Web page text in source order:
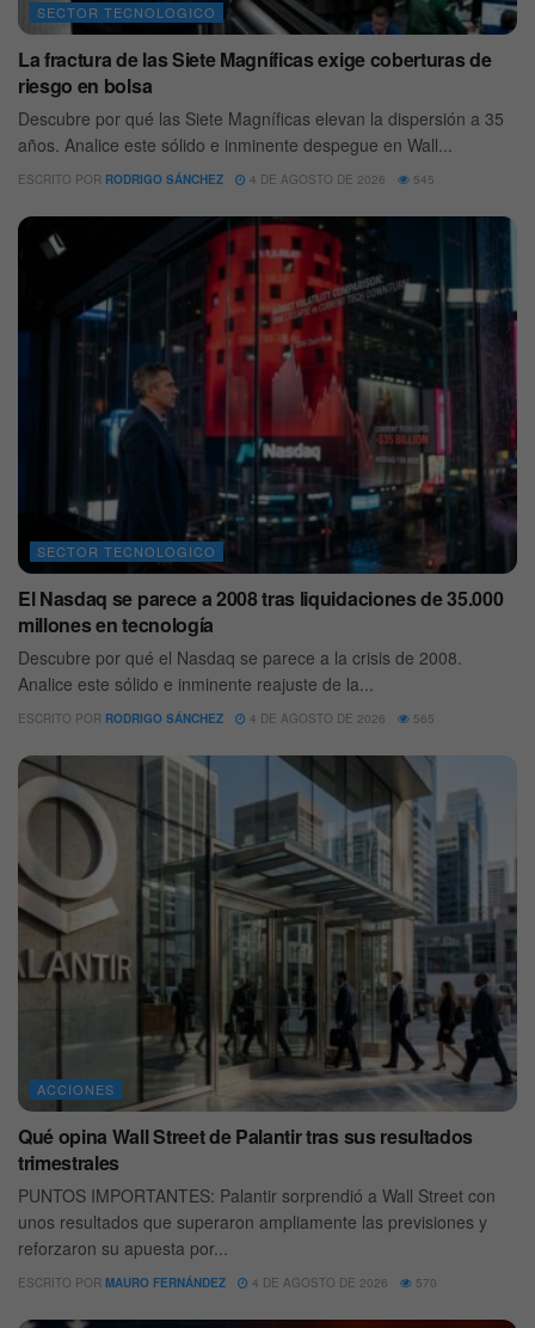
SECTOR TECNOLOGICO
La fractura de las Siete Magníficas exige coberturas de
riesgo en bolsa
Descubre por qué las Siete Magníficas elevan la dispersión a 35
años. Analice este sólido e inminente despegue en Wall...
ESCRITO POR RODRIGO SÁNCHEZ 4 DE AGOSTO DE 2026 545
SECTOR TECNOLOGICO
El Nasdaq se parece a 2008 tras liquidaciones de 35.000
millones en tecnología
Descubre por qué el Nasdaq se parece a la crisis de 2008.
Analice este sólido e inminente reajuste de la...
ESCRITO POR RODRIGO SÁNCHEZ 4 DE AGOSTO DE 2026 565
ACCIONES
Qué opina Wall Street de Palantir tras sus resultados
trimestrales
PUNTOS IMPORTANTES: Palantir sorprendió a Wall Street con
unos resultados que superaron ampliamente las previsiones y
reforzaron su apuesta por...
ESCRITO POR MAURO FERNÁNDEZ 4 DE AGOSTO DE 2026 570